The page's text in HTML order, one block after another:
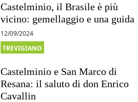
Castelminio, il Brasile è più
vicino: gemellaggio e una guida
12/09/2024
TREVIGIANO
Castelminio e San Marco di
Resana: il saluto di don Enrico
Cavallin